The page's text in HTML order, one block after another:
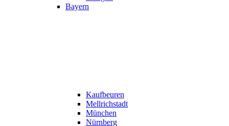
Bayern
Kaufbeuren
Mellrichstadt
München
Nürnberg